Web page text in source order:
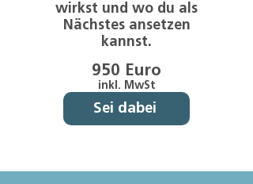
wirkst und wo du als
Nächstes ansetzen
kannst.
950 Euro
inkl. MwSt
Sei dabei